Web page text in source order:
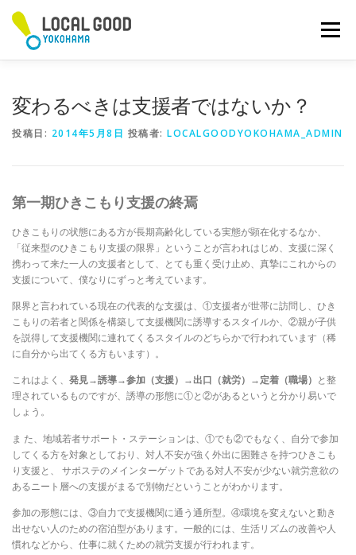
メニュー
変わるべきは支援者ではないか？
投稿日: 2014年5月8日 投稿者: LOCALGOODYOKOHAMA_ADMIN
第一期ひきこもり支援の終焉
ひきこもりの状態にある方が長期高齢化している実態が顕在化するなか、
「従来型のひきこもり支援の限界」ということが言われはじめ、支援に深く
携わって来た一人の支援者として、とても重く受け止め、真摯にこれからの
支援について、僕なりにずっと考えています。
限界と言われている現在の代表的な支援は、①支援者が世帯に訪問し、ひき
こもりの若者と関係を構築して支援機関に誘導するスタイルか、②親が子供
を説得して支援機関に連れてくるスタイルのどちらかで行われています（稀
に自分から出てくる方もいます）。
これはよく、 発見→誘導→参加（支援）→出口（就労）→定着（職場） と整
理されているものですが、誘導の形態に①と②があるというと分かり易いで
しょう。
ま た、地域若者サポート・ステーションは、①でも②でもなく、自分で参加
してくる方を対象としており、対人不安が強く外出に困難さを持つひきこも
り支援と、 サポステのメインターゲットである対人不安が少ない就労意欲の
あるニート層への支援がまるで別物だということがわかります。
参加の形態には、③自力で支援機関に通う通所型。④環境を変えないと動き
出せない人のための宿泊型があります。一般的には、生活リズムの改善や人
慣れなどから、仕事に就くための就労支援が行われます。